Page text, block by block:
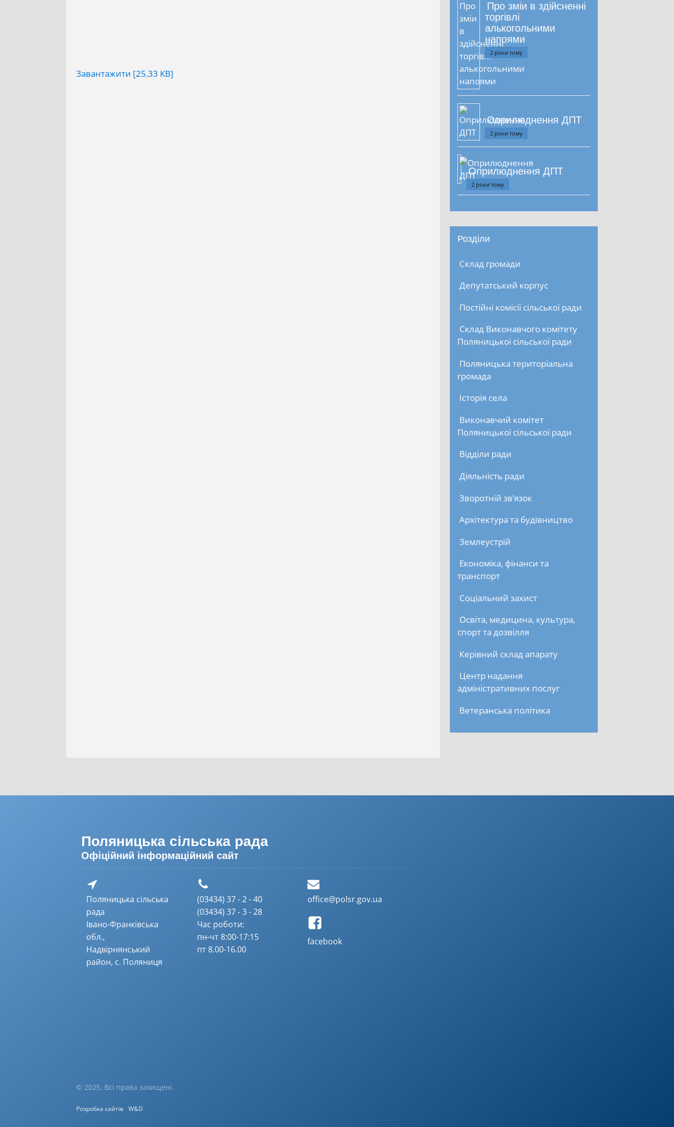
Завантажити [25.33 KB]
Про зміи в здійсненні
торгівлі
алькогольними
напоями
2 роки тому
Оприлюднення ДПТ
2 роки тому
Оприлюднення ДПТ
2 роки тому
Розділи
Склад громади
Депутатський корпус
Постійні комісії сільської ради
Склад Виконавчого комітету
Поляницької сільської ради
Поляницька територіальна
громада
Історія села
Виконавчий комітет
Поляницької сільської ради
Відділи ради
Діяльність ради
Зворотній зв’язок
Архітектура та будівництво
Землеустрій
Економіка, фінанси та
транспорт
Соціальний захист
Освіта, медицина, культура,
спорт та дозвілля
Керівний склад апарату
Центр надання
адміністративних послуг
Ветеранська політика
Поляницька сільська рада
Офіційний інформаційний сайт
Поляницька сільська
рада
Івано-Франківська
обл.,
Надвірнянський
район, с. Поляниця
(03434) 37 - 2 - 40
(03434) 37 - 3 - 28
Час роботи:
пн-чт 8:00-17:15
пт 8.00-16.00
office@polsr.gov.ua
facebook
© 2025. Всі права захищені.
Розробка сайтів W&D